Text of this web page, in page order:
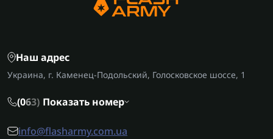
Наш адрес
Украина, г. Каменец-Подольский, Голосковское шоссе, 1
(063) Показать номер
info@flasharmy.com.ua